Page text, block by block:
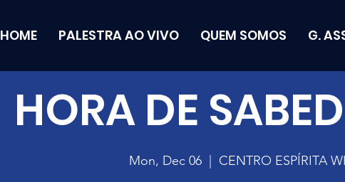
HOME PALESTRA AO VIVO QUEM SOMOS G.
HORA DE
Mon, Dec 06
  |
CENTRO ESPÍRITA